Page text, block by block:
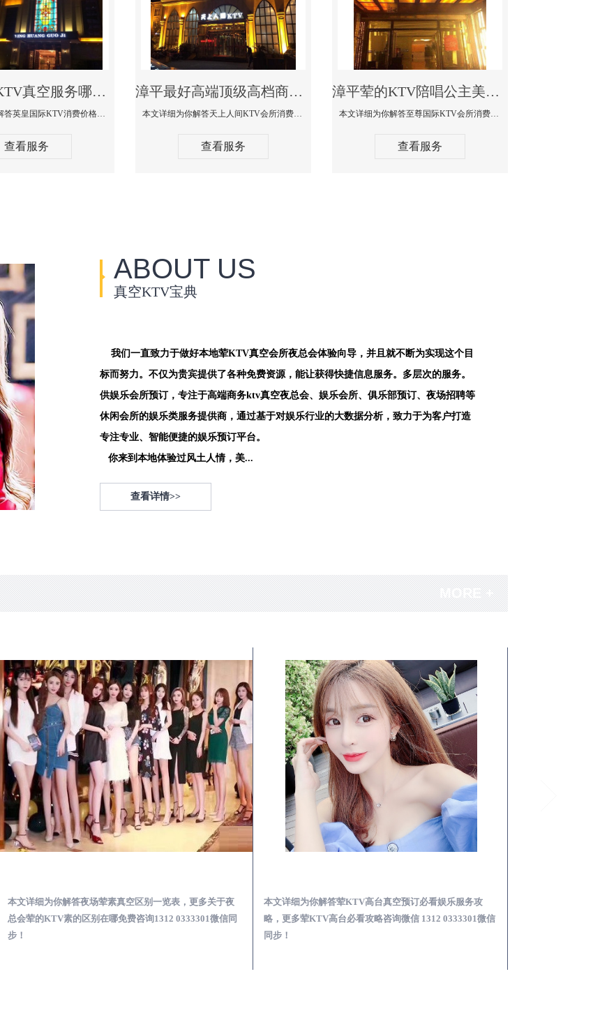
漳平荤的KTV真空服务哪家好-英皇国际KTV消费价格口碑点评
本文详细为你解答英皇国际KTV消费价格点评，更多关于荤的KTV真空服务哪家好免费咨询1312 0333301微信同步！
查看服务
漳平最好高端顶级高档商务KTV夜总会-天上人间KTV消费点评
本文详细为你解答天上人间KTV会所消费价格点评，更多关于最好高端顶级高档商务KTV夜总会免费咨询1312 0333301微信同步！
查看服务
漳平荤的KTV陪唱公主美女哪家最多-至尊国际KTV会所消费价格
本文详细为你解答至尊国际KTV会所消费价格点评，更多关于荤的KTV陪唱公主美女哪家最多免费咨询1312 0333301微信同步！
查看服务
ABOUT US
真空KTV宝典
我们一直致力于做好本地荤KTV真空会所夜总会体验向导，并且就不断为实现这个目
标而努力。不仅为贵宾提供了各种免费资源，能让获得快捷信息服务。多层次的服务。
供娱乐会所预订，专注于高端商务ktv真空夜总会、娱乐会所、俱乐部预订、夜场招聘等
休闲会所的娱乐类服务提供商，通过基于对娱乐行业的大数据分析，致力于为客户打造
专注专业、智能便捷的娱乐预订平台。
你来到本地体验过风土人情，美...
查看详情>>
本文详细为你解答夜场荤素真空区别一览表，更多关于夜
总会荤的KTV素的区别在哪免费咨询1312 0333301微信同
步！
本文详细为你解答荤KTV高台真空预订必看娱乐服务攻
略，更多荤KTV高台必看攻略咨询微信 1312 0333301微信
同步！